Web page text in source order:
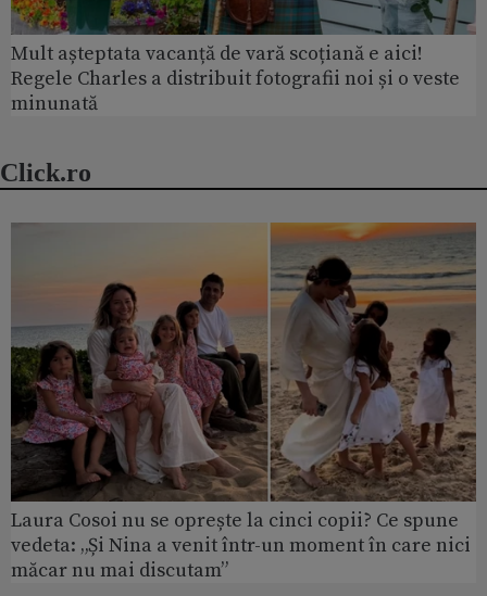
Mult așteptata vacanță de vară scoțiană e aici!
Regele Charles a distribuit fotografii noi și o veste
minunată
Click.ro
Laura Cosoi nu se oprește la cinci copii? Ce spune
vedeta: „Și Nina a venit într-un moment în care nici
măcar nu mai discutam”